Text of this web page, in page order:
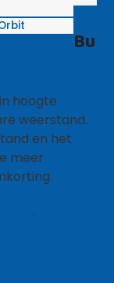
Bu
hoogte
weerstand.
en het
meer
.